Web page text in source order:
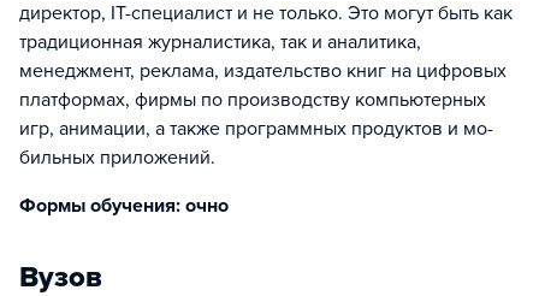
директор, IT-специалист и не только. Это могут быть как
традиционная журналистика, так и аналитика,
менеджмент, реклама, издательство книг на циф­ровых
платформах, фирмы по производству компьютерных
игр, анимации, а также программных продуктов и мо­
бильных приложений.
Формы обучения: очно
Вузов